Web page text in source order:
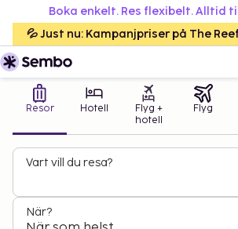
Boka enkelt. Res flexibelt. Alltid
💦 Just nu: Kampanjpriser på The
Resor Hotell
Flyg +
hotell
Flyg
Vart vill du resa?
När?